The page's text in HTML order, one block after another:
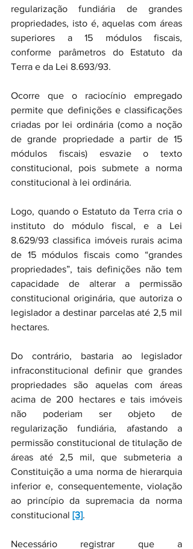
regularização fundiária de grandes
propriedades, isto é, aquelas com áreas
superiores a 15 módulos fiscais,
conforme parâmetros do Estatuto da
Terra e da Lei 8.693/93.
Ocorre que o raciocínio empregado
permite que definições e classificações
criadas por lei ordinária (como a noção
de grande propriedade a partir de 15
módulos fiscais) esvazie o texto
constitucional, pois submete a norma
constitucional à lei ordinária.
Logo, quando o Estatuto da Terra cria o
instituto do módulo fiscal, e a Lei
8.629/93 classifica imóveis rurais acima
de 15 módulos fiscais como “grandes
propriedades”, tais definições não tem
capacidade de alterar a permissão
constitucional originária, que autoriza o
legislador a destinar parcelas até 2,5 mil
hectares.
Do contrário, bastaria ao legislador
infraconstitucional definir que grandes
propriedades são aquelas com áreas
acima de 200 hectares e tais imóveis
não poderiam ser objeto de
regularização fundiária, afastando a
permissão constitucional de titulação de
áreas até 2,5 mil, que submeteria a
Constituição a uma norma de hierarquia
inferior e, consequentemente, violação
ao princípio da supremacia da norma
constitucional [3].
Necessário registrar que a